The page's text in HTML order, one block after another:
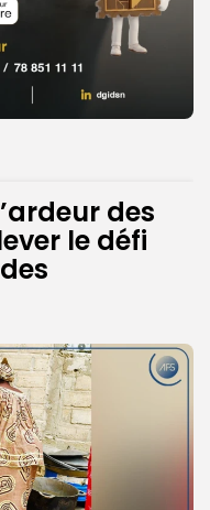
des
le défi